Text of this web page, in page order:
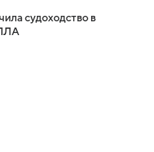
судоходство в